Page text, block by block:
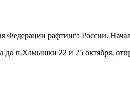
Федерации рафтинга России.
до п.Хамышки 22 и 25 октября,